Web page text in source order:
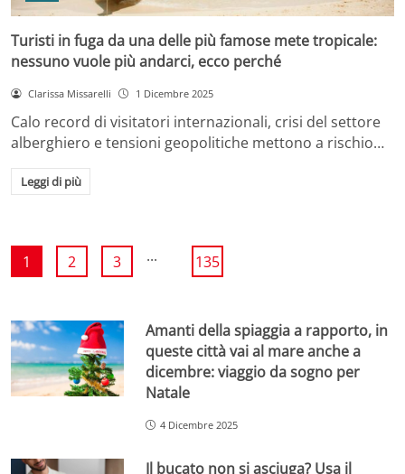
Turisti in fuga da una delle più famose mete tropicale:
nessuno vuole più andarci, ecco perché
Clarissa Missarelli 1 Dicembre 2025
Calo record di visitatori internazionali, crisi del settore
alberghiero e tensioni geopolitiche mettono a rischio…
Leggi di più
1 2 3 ... 135
Amanti della spiaggia a rapporto, in
queste città vai al mare anche a
dicembre: viaggio da sogno per
Natale
4 Dicembre 2025
Il bucato non si asciuga? Usa il